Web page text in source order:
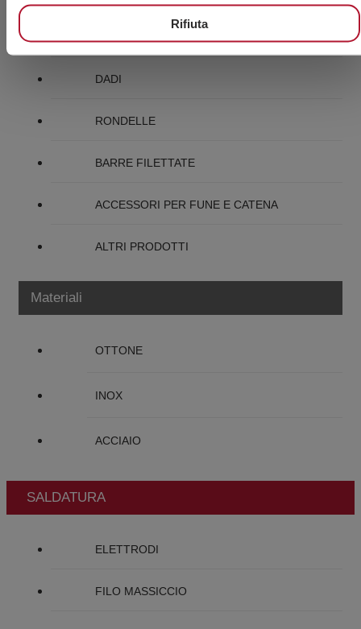
Rifiuta
VITI
DADI
RONDELLE
BARRE FILETTATE
ACCESSORI PER FUNE E CATENA
ALTRI PRODOTTI
Materiali
OTTONE
INOX
ACCIAIO
SALDATURA
ELETTRODI
FILO MASSICCIO